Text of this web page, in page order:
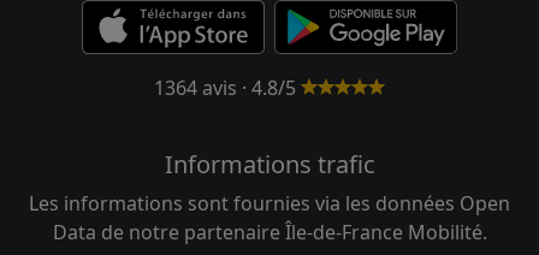
1364 avis · 4.8/5
Informations trafic
Les informations sont fournies via les données Open
Data de notre partenaire Île-de-France Mobilité.